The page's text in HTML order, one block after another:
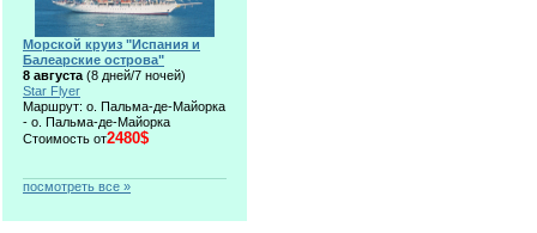
Морской круиз "Испания и
Балеарские острова"
8 августа (8 дней/7 ночей)
Star Flyer
Маршрут: о. Пальма-де-Майорка
- о. Пальма-де-Майорка
Стоимость от2480$
посмотреть все »